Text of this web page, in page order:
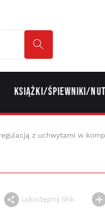
Książki/Śpiewniki/
z uchwytami w
Udostępnij link